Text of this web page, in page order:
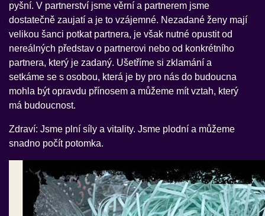
pyšní. V partnerství jsme věrní a partnerem jsme
dostatečně zaujatí a je to vzájemné. Nezadané ženy mají
velikou šanci potkat partnera, je však nutné opustit od
nereálných představ o partnerovi nebo od konkrétního
partnera, který je zadaný. Ušetříme si zklamání a
setkáme se s osobou, která je by pro nás do budoucna
mohla být opravdu přínosem a můžeme mít vztah, který
má budoucnost.
Zdraví: Jsme plní síly a vitality. Jsme plodní a můžeme
snadno počít potomka.